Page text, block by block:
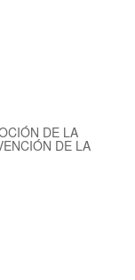
DE LA
DE LA